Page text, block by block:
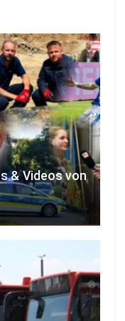
& Videos von